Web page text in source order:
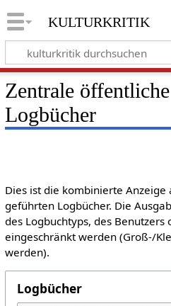
kulturkritik
Zentrale öffentliche
Logbücher
Dies ist die kombinierte
geführten Logbücher. Die
des Logbuchtyps, des Benutzers
eingeschränkt werden (Groß-/
werden).
Logbücher